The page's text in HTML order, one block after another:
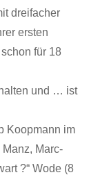
dreifacher
ersten
für 18
und … ist
Koopmann im
Marc-
?“ Wode (8